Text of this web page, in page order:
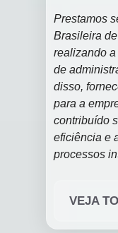
Prestamos
Brasileira
realizando a
de
disso,
para a
contribuído
eficiência e
processos
VEJA